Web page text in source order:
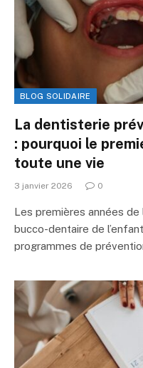
BLOG SOLIDAIRE
La dentisterie
: pourquoi le
toute une vie
3 janvier 2026 0
Les premières années de
bucco-dentaire de
programmes de